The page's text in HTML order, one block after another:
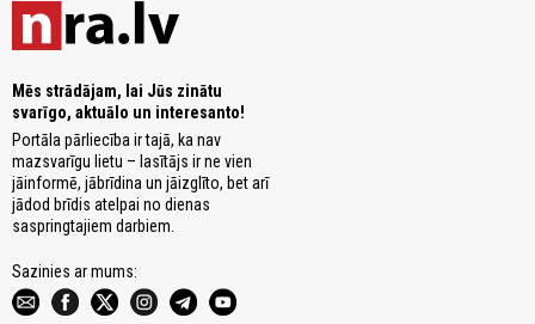
Mēs strādājam, lai Jūs zinātu
svarīgo, aktuālo un interesanto!
Portāla pārliecība ir tajā, ka nav
mazsvarīgu lietu – lasītājs ir ne vien
jāinformē, jābrīdina un jāizglīto, bet arī
jādod brīdis atelpai no dienas
saspringtajiem darbiem.
Sazinies ar mums: